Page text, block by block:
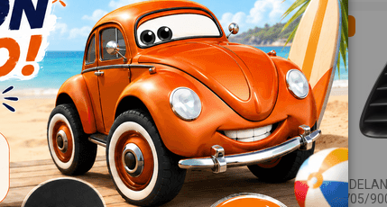
Novedad
FARO ANTINIEBLA DERECHO 6J0941702...
Novedad
REJILLA
107211705/